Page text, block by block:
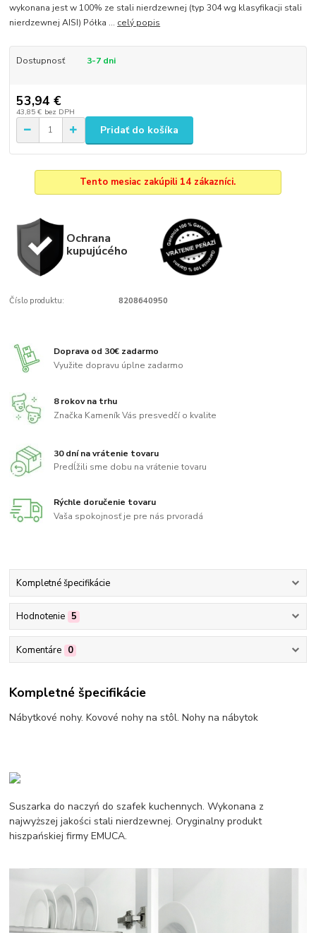
wykonana jest w 100% ze stali nierdzewnej (typ 304 wg klasyfikacji stali
nierdzewnej AISI) Półka ... celý popis
Dostupnosť 3-7 dni
53,94 €
43,85 € bez DPH
Pridať do košíka
Tento mesiac zakúpili 14 zákazníci.
Ochrana
kupujúcého
Číslo produktu: 8208640950
Doprava od 30€ zadarmo
Využite dopravu úplne zadarmo
8 rokov na trhu
Značka Kameník Vás presvedčí o kvalite
30 dní na vrátenie tovaru
Predĺžili sme dobu na vrátenie tovaru
Rýchle doručenie tovaru
Vaša spokojnosť je pre nás prvoradá
Kompletné špecifikácie
Hodnotenie 5
Komentáre 0
Kompletné špecifikácie
Nábytkové nohy. Kovové nohy na stôl. Nohy na nábytok
Suszarka do naczyń do szafek kuchennych. Wykonana z
najwyższej jakości stali nierdzewnej. Oryginalny produkt
hiszpańskiej firmy EMUCA.